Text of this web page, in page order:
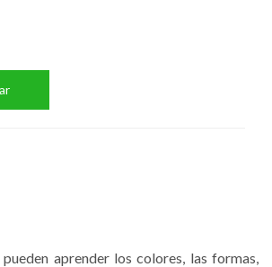
pueden aprender los colores, las formas,